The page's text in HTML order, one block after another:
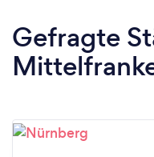
Gefragte